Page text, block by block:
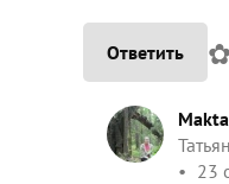
Ответить ✿
Makta
23